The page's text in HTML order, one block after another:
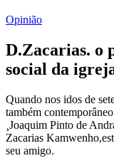
Opinião
D.Zacarias. o
social da
Quando nos idos de
também
¸Joaquim Pinto de
Zacarias
seu amigo.